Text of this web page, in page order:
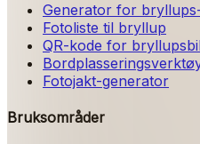
Generator for
Fotoliste til bryllup
QR-kode for
Fotojakt-generator
Bruksområder